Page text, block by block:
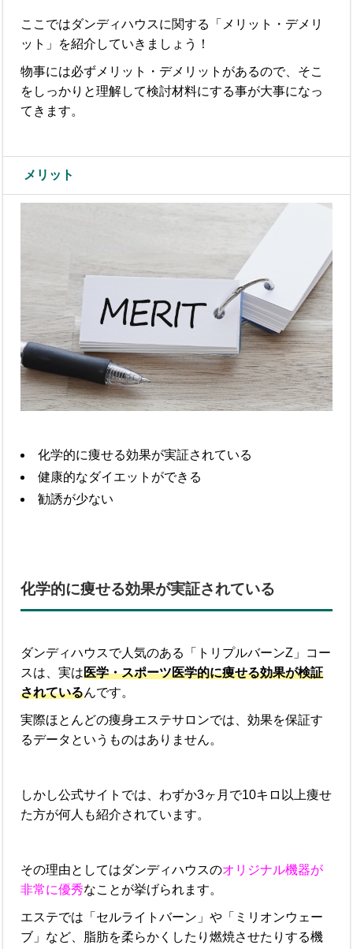
ここではダンディハウスに関する「メリット・デメリ
ット」を紹介していきましょう！
物事には必ずメリット・デメリットがあるので、そこ
をしっかりと理解して検討材料にする事が大事になっ
てきます。
メリット
化学的に痩せる効果が実証されている
健康的なダイエットができる
勧誘が少ない
化学的に痩せる効果が実証されている
ダンディハウスで人気のある「トリプルバーンZ」コー
スは、実は医学・スポーツ医学的に痩せる効果が検証
されているんです。
実際ほとんどの痩身エステサロンでは、効果を保証す
るデータというものはありません。
しかし公式サイトでは、わずか3ヶ月で10キロ以上痩せ
た方が何人も紹介されています。
その理由としてはダンディハウスのオリジナル機器が
非常に優秀なことが挙げられます。
エステでは「セルライトバーン」や「ミリオンウェー
ブ」など、脂肪を柔らかくしたり燃焼させたりする機